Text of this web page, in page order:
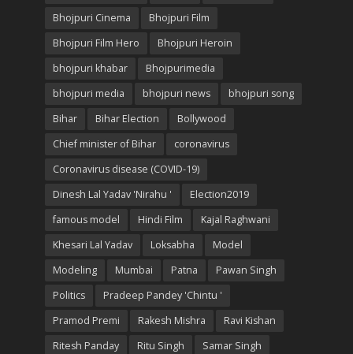
Bhojpuri Cinema
Bhojpuri Film
Bhojpuri Film Hero
Bhojpuri Heroin
bhojpuri khabar
Bhojpurimedia
bhojpuri media
bhojpuri news
bhojpuri song
Bihar
Bihar Election
Bollywood
Chief minister of Bihar
coronavirus
Coronavirus disease (COVID-19)
Dinesh Lal Yadav 'Nirahu '
Election2019
famous model
Hindi Film
Kajal Raghwani
Khesari Lal Yadav
Loksabha
Model
Modeling
Mumbai Patna
Pawan Singh
Politics
Pradeep Pandey 'Chintu '
Pramod Premi
Rakesh Mishra
Ravi Kishan
Ritesh Panday
Ritu Singh Samar Singh